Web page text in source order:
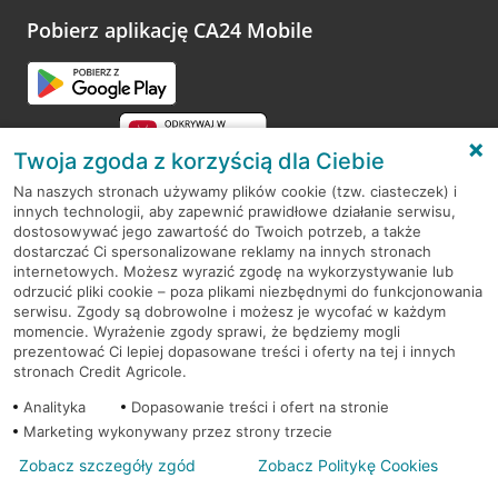
opinie.
Pobierz aplikację CA24 Mobile
RODO
Regulamin serwisu
Mapa serwisu
PolitykaCookies
© 2026 Credit Agricole Bank Polska S.A. Wszelkie prawa zastrzeżone
Twoja zgoda z korzyścią dla Ciebie
Na naszych stronach używamy plików cookie (tzw. ciasteczek) i
innych technologii, aby zapewnić prawidłowe działanie serwisu,
dostosowywać jego zawartość do Twoich potrzeb, a także
dostarczać Ci spersonalizowane reklamy na innych stronach
internetowych. Możesz wyrazić zgodę na wykorzystywanie lub
odrzucić pliki cookie – poza plikami niezbędnymi do funkcjonowania
serwisu. Zgody są dobrowolne i możesz je wycofać w każdym
momencie. Wyrażenie zgody sprawi, że będziemy mogli
prezentować Ci lepiej dopasowane treści i oferty na tej i innych
stronach Credit Agricole.
Analityka
Dopasowanie treści i ofert na stronie
Marketing wykonywany przez strony trzecie
Zobacz szczegóły zgód Zobacz Politykę Cookies